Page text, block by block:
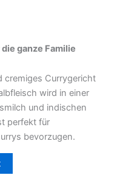
ganze Familie
cremiges Currygericht
wird in einer
und indischen
perfekt für
bevorzugen.